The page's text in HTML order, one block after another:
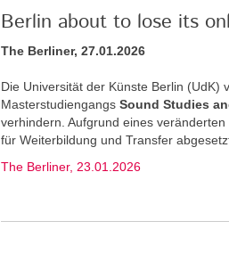
Berlin about to lose its
The Berliner, 27.01.2026
Die Universität der Künste Berlin
Masterstudiengangs Sound Studies
verhindern. Aufgrund eines
für Weiterbildung und Transfer
The Berliner, 23.01.2026